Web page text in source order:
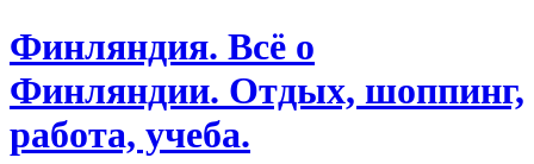
Финляндия. Всё о
Финляндии. Отдых, шоппинг,
работа, учеба.